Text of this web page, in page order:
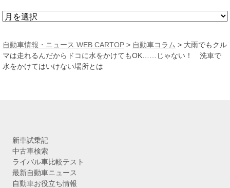
ア
カ
イ
ブ
自動車情報・ニュース WEB CARTOP > 自動車コラム > 大雨でもクル
マは走れるんだからドコに水をかけてもOK……じゃない！ 洗車で
水をかけてはいけない場所とは
新車試乗記
中古車検索
ライバル車比較テスト
最新自動車ニュース
自動車お役立ち情報